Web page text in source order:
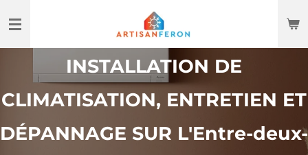
au
INSTALLATION DE
CLIMATISATION, ENTRETIEN ET
DÉPANNAGE SUR L'Entre-deux-